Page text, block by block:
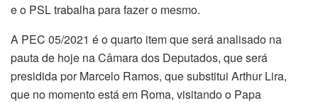
e o PSL trabalha para fazer o mesmo.
A PEC 05/2021 é o quarto item que será analisado na
pauta de hoje na Câmara dos Deputados, que será
presidida por Marcelo Ramos, que substitui Arthur Lira,
que no momento está em Roma, visitando o Papa